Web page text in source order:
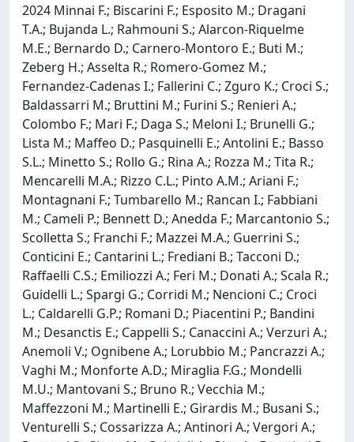
2024 Minnai F.; Biscarini F.; Esposito M.; Dragani
T.A.; Bujanda L.; Rahmouni S.; Alarcon-Riquelme
M.E.; Bernardo D.; Carnero-Montoro E.; Buti M.;
Zeberg H.; Asselta R.; Romero-Gomez M.;
Fernandez-Cadenas I.; Fallerini C.; Zguro K.; Croci S.;
Baldassarri M.; Bruttini M.; Furini S.; Renieri A.;
Colombo F.; Mari F.; Daga S.; Meloni I.; Brunelli G.;
Lista M.; Maffeo D.; Pasquinelli E.; Antolini E.; Basso
S.L.; Minetto S.; Rollo G.; Rina A.; Rozza M.; Tita R.;
Mencarelli M.A.; Rizzo C.L.; Pinto A.M.; Ariani F.;
Montagnani F.; Tumbarello M.; Rancan I.; Fabbiani
M.; Cameli P.; Bennett D.; Anedda F.; Marcantonio S.;
Scolletta S.; Franchi F.; Mazzei M.A.; Guerrini S.;
Conticini E.; Cantarini L.; Frediani B.; Tacconi D.;
Raffaelli C.S.; Emiliozzi A.; Feri M.; Donati A.; Scala R.;
Guidelli L.; Spargi G.; Corridi M.; Nencioni C.; Croci
L.; Caldarelli G.P.; Romani D.; Piacentini P.; Bandini
M.; Desanctis E.; Cappelli S.; Canaccini A.; Verzuri A.;
Anemoli V.; Ognibene A.; Lorubbio M.; Pancrazzi A.;
Vaghi M.; Monforte A.D.; Miraglia F.G.; Mondelli
M.U.; Mantovani S.; Bruno R.; Vecchia M.;
Maffezzoni M.; Martinelli E.; Girardis M.; Busani S.;
Venturelli S.; Cossarizza A.; Antinori A.; Vergori A.;